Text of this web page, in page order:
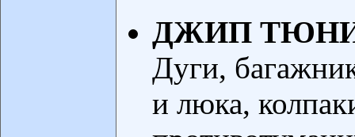
ДЖИП
Дуги,
и люка,